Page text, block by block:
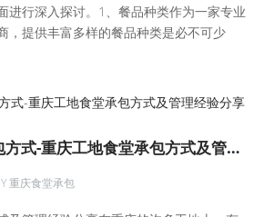
进行深入探讨。1、餐品种类作为一家专业
，提供丰富多样的餐品种类是必不可少
重庆工地食堂承包方式-重庆工地食堂承包方式及管理经验分享
重庆食堂承包